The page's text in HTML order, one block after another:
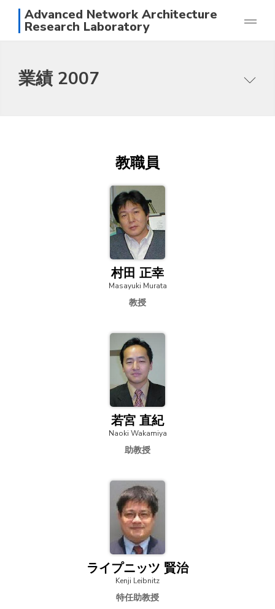
Advanced Network Architecture
Research Laboratory
業績
業績 2007
教職員
村田 正幸
Masayuki Murata
教授
若宮 直紀
Naoki Wakamiya
助教授
ライプニッツ 賢治
Kenji Leibnitz
特任助教授